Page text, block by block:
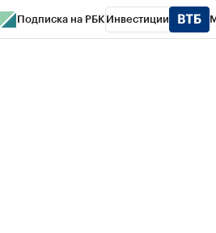
Подписка на РБК Инвестиции